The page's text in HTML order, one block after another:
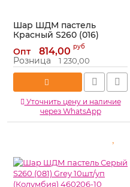
Шар ШДМ пастель
Красный S260 (016)
Королевский 100шт/уп
(Колумбия) 403663
Артикул: 403663
Опт 814,00 руб
Розница 1 230,00
Уточнить цену и наличие
через WhatsApp